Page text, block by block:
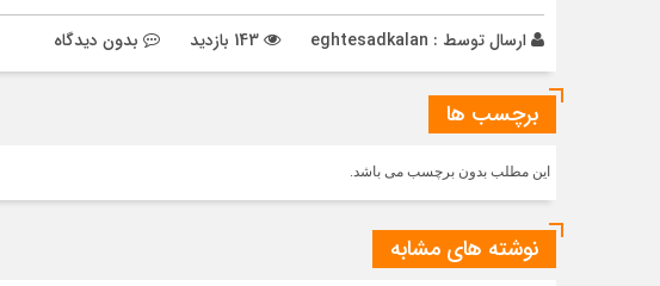
ارسال توسط : eghtesadkalan بدون دیدگاه
برچسب ها
این مطلب بدون برچسب می باشد.
نوشته های مشابه